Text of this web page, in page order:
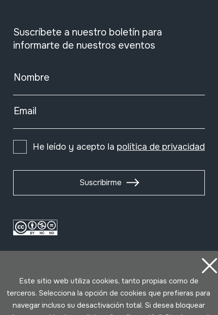
Suscríbete a nuestro boletín para
informarte de nuestros eventos
Nombre
Email
He leído y acepto la política de privacidad
Suscribirme
Condiciones de uso Política de privacidad
Este sitio web utiliza cookies, tanto propias como de
terceros. Selecciona la opción de cookies que prefieras para
navegar incluso su desactivación total. Si desea bloquear